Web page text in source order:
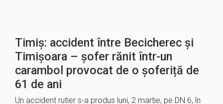
Timiș: accident între Becicherec și
Timișoara – șofer rănit într-un
carambol provocat de o șoferiță de
61 de ani
Un accident rutier s-a produs luni, 2 martie, pe DN 6, în